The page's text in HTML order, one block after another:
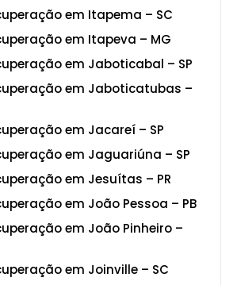
em Itapema – SC
em Itapeva – MG
em Jaboticabal – SP
em Jaboticatubas –
em Jacareí – SP
em Jaguariúna – SP
em Jesuítas – PR
em João Pessoa – PB
em João Pinheiro –
em Joinville – SC